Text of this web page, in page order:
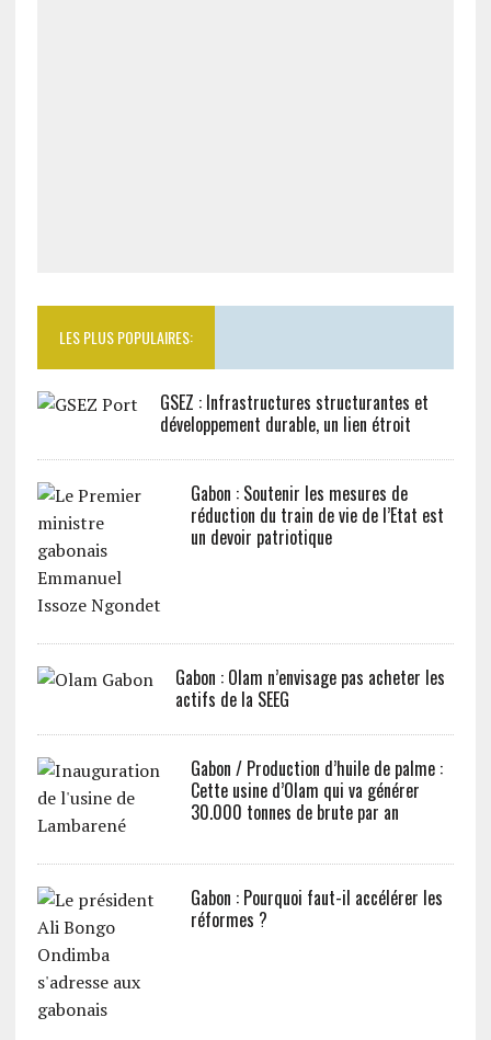
LES PLUS POPULAIRES:
GSEZ : Infrastructures structurantes et
développement durable, un lien étroit
Gabon : Soutenir les mesures de
réduction du train de vie de l’Etat est
un devoir patriotique
Gabon : Olam n’envisage pas acheter les
actifs de la SEEG
Gabon / Production d’huile de palme :
Cette usine d’Olam qui va générer
30.000 tonnes de brute par an
Gabon : Pourquoi faut-il accélérer les
réformes ?